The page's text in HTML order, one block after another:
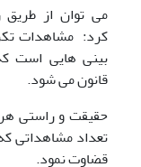
می توان از طریق
کرد: مشاهدات
بینی هایی است
قانون می شود.
حقیقت و راستی هر
تعداد مشاهداتی
قضاوت نمود.